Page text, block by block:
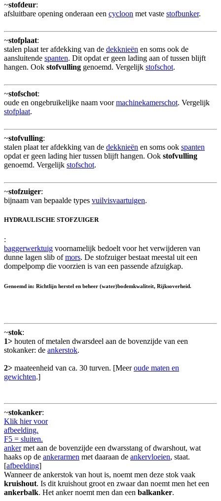
~stofdeur:
afsluitbare opening onderaan een cycloon met vaste stofbunker.
~stofplaat:
stalen plaat ter afdekking van de dekknieën en soms ook de
aansluitende spanten. Dit opdat er geen lading aan of tussen blijft
hangen. Ook stofvulling genoemd. Vergelijk stofschot.
~stofschot:
oude en ongebruikelijke naam voormachinekamerschot. Vergelijk
stofplaat.
~stofvulling:
stalen plaat ter afdekking van de dekknieën en soms ook spanten
opdat er geen lading hier tussen blijft hangen. Ook stofvulling
genoemd. Vergelijk stofschot.
~stofzuiger:
bijnaam van bepaalde types vuilvisvaartuigen.
HYDRAULISCHE STOFZUIGER
:
baggerwerktuig voornamelijk bedoelt voor het verwijderen van
dunne lagen slib ofmors. De stofzuiger bestaat meestal uit een
dompelpomp die voorzien is van een passende afzuigkap.
Genoemd in: Richtlijn herstel en beheer (water)bodemkwaliteit, Rijksoverheid.
~stok:
1> houten of metalen dwarsdeel aan de bovenzijde van een
stokanker: de ankerstok.
2> maateenheid van ca. 30 turven. [Meeroude maten en
gewichten.]
~stokanker:
Klik hier voor
afbeelding.
F5 = sluiten.
ankermet aan de bovenzijde een dwarsstang of dwarshout, wat
haaks op de ankerarmen met daaraan de ankervloeien, staat.
[afbeelding]
Wanneer de ankerstok van hout is, noemt men deze stok vaak
kruishout. Is dit kruishout groot en zwaar dan noemt men het een
ankerbalk. Het anker noemt men dan een balkanker.